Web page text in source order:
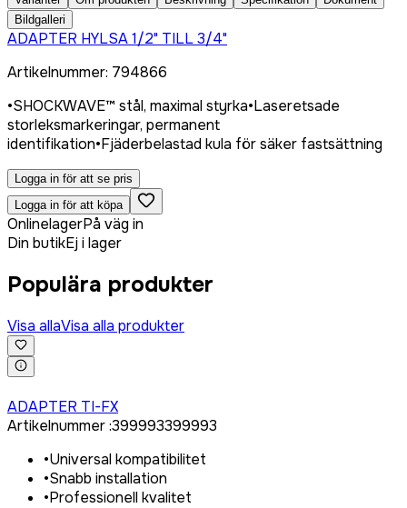
Bildgalleri
ADAPTER HYLSA 1/2" TILL 3/4"
Artikelnummer: 794866
•SHOCKWAVE™ stål, maximal styrka•Laseretsade
storleksmarkeringar, permanent
identifikation•Fjäderbelastad kula för säker fastsättning
Logga in för att se pris
Logga in för att köpa
OnlinelagerPå väg in
Din butikEj i lager
Populära produkter
Visa allaVisa alla produkter
ADAPTER TI-FX
Artikelnummer:399993399993
•Universal kompatibilitet
•Snabb installation
•Professionell kvalitet